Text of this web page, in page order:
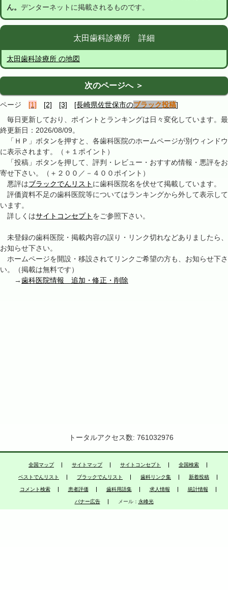
ん。 デンターネットに掲載されるものです。
太田歯科診療所 詳細
太田歯科診療所 の地図
次のページへ ＞
ページ [1] [2] [3] [長崎県佐世保市のブラック投稿]
毎日更新しており、ポイントとランキングは日々変化しています。最
終更新日：2026/08/09。
「ＨＰ」ボタンを押すと、各歯科医院のホームページが別ウィンドウ
に表示されます。（＋１ポイント）
「投稿」ボタンを押して、評判・レビュー・おすすめ情報・悪評をお
寄せ下さい。（＋２００／－４００ポイント）
悪評はブラックでんリスト に歯科医院名を伏せて掲載しています。
評価資料不足の歯科医院等についてはランキングから外して表示して
います。
詳しくはサイトコンセプト をご参照下さい。
未登録の歯科医院・掲載内容の誤り・リンク切れなどありましたら、
お知らせ下さい。
ホームページを開設・移設されてリンクご希望の方も、お知らせ下さ
い。（掲載は無料です）
→歯科医院情報 追加・修正・削除
トータルアクセス数: 761032976
全国マップ サイトマップ サイトコンセプト 全国検索
ベストでんリスト ブラックでんリスト 歯科リンク集 新着投稿
コメント検索 患者評価 歯科用語集 求人情報 統計情報
バナー広告 メール： 永峰光